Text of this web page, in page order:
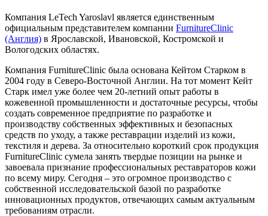
Компания LeTech Yaroslavl является единственным
официальным представителем компании FurnitureClinic
(Англия) в Ярославской, Ивановской, Костромской и
Вологодских областях.
Компания FurnitureClinic была основана Кейтом Старком в
2004 году в Северо-Восточной Англии. На тот момент Кейт
Старк имел уже более чем 20-летний опыт работы в
кожевенной промышленности и достаточные ресурсы, чтобы
создать современное предприятие по разработке и
производству собственных эффективных и безопасных
средств по уходу, а также реставрации изделий из кожи,
текстиля и дерева. За относительно короткий срок продукция
FurnitureClinic сумела занять твердые позиции на рынке и
завоевала признание профессиональных реставраторов кожи
по всему миру. Сегодня – это огромное производство с
собственной исследовательской базой по разработке
инновационных продуктов, отвечающих самым актуальным
требованиям отрасли.